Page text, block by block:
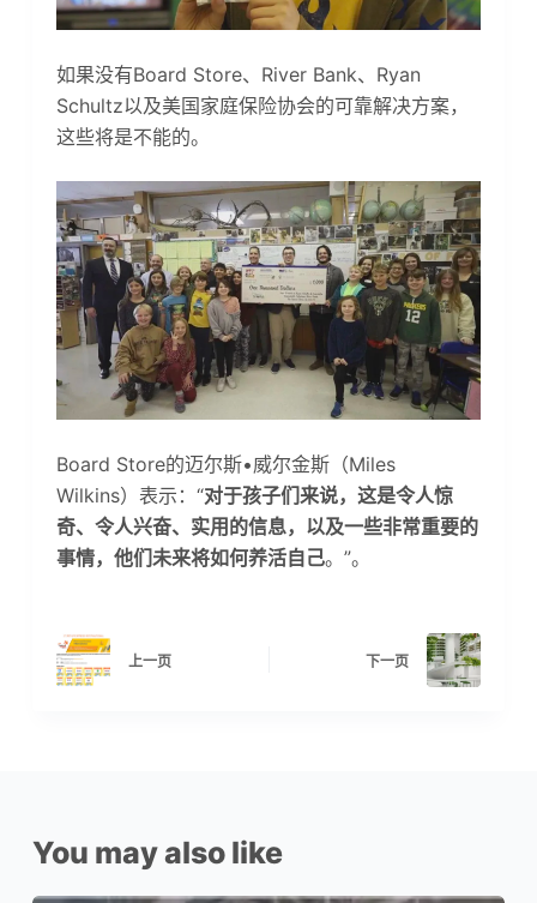
如果没有Board Store、River Bank、Ryan
Schultz以及美国家庭保险协会的可靠解决方案，
这些将是不能的。
Board Store的迈尔斯•威尔金斯（Miles
Wilkins）表示：“对于孩子们来说，这是令人惊
奇、令人兴奋、实用的信息，以及一些非常重要的
事情，他们未来将如何养活自己。”。
上一页 下一页
You may also like